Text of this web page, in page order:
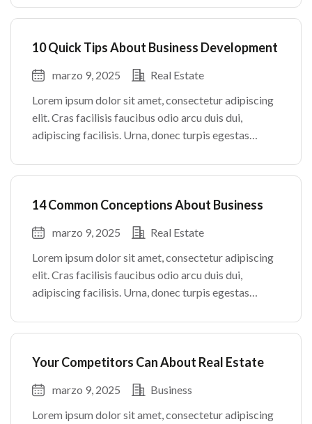
justo odio parturient mauris curabitur lorem in.
10 Quick Tips About Business Development
marzo 9, 2025
Real Estate
Lorem ipsum dolor sit amet, consectetur adipiscing
elit. Cras facilisis faucibus odio arcu duis dui,
adipiscing facilisis. Urna, donec turpis egestas
justo odio parturient mauris curabitur lorem in.
14 Common Conceptions About Business
marzo 9, 2025
Real Estate
Lorem ipsum dolor sit amet, consectetur adipiscing
elit. Cras facilisis faucibus odio arcu duis dui,
adipiscing facilisis. Urna, donec turpis egestas
justo odio parturient mauris curabitur lorem in.
Your Competitors Can About Real Estate
marzo 9, 2025
Business
Lorem ipsum dolor sit amet, consectetur adipiscing